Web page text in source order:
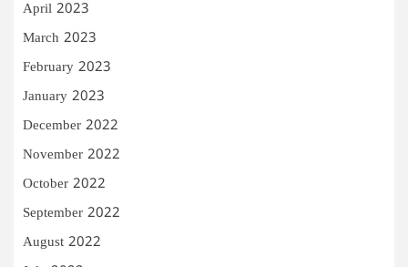
April 2023
March 2023
February 2023
January 2023
December 2022
November 2022
October 2022
September 2022
August 2022